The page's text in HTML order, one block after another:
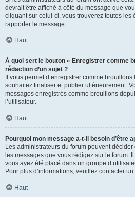
devrait être affiché à côté du message que
cliquant sur celui-ci, vous trouverez toutes les
rapporter le message.
Haut
À quoi sert le bouton « Enregistrer comme
rédaction d’un sujet ?
Il vous permet d’enregistrer comme
souhaitez finaliser et publier ultérieurement.
messages enregistrés comme brouillons
l’utilisateur.
Haut
Pourquoi mon message a-t-il besoin d’être
Les administrateurs du forum peuvent
les messages que vous rédigez sur le forum.
vous ayez été placé dans un groupe
Pour plus d’informations, veuillez contacter
Haut